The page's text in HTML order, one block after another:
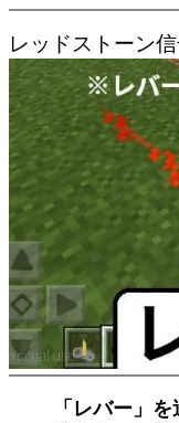
レッドストーン
「レバー」